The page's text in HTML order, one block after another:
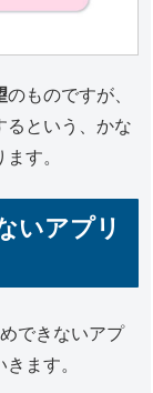
のものですが、
るという、かな
す。
いアプリ
できないアプ
ます。